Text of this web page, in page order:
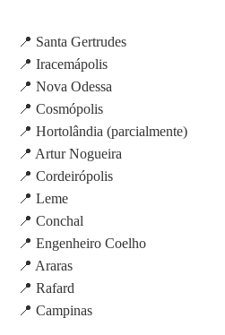
📍 Santa Gertrudes
📍 Iracemápolis
📍 Nova Odessa
📍 Cosmópolis
📍 Hortolândia (parcialmente)
📍 Artur Nogueira
📍 Cordeirópolis
📍 Leme
📍 Conchal
📍 Engenheiro Coelho
📍 Araras
📍 Rafard
📍 Campinas